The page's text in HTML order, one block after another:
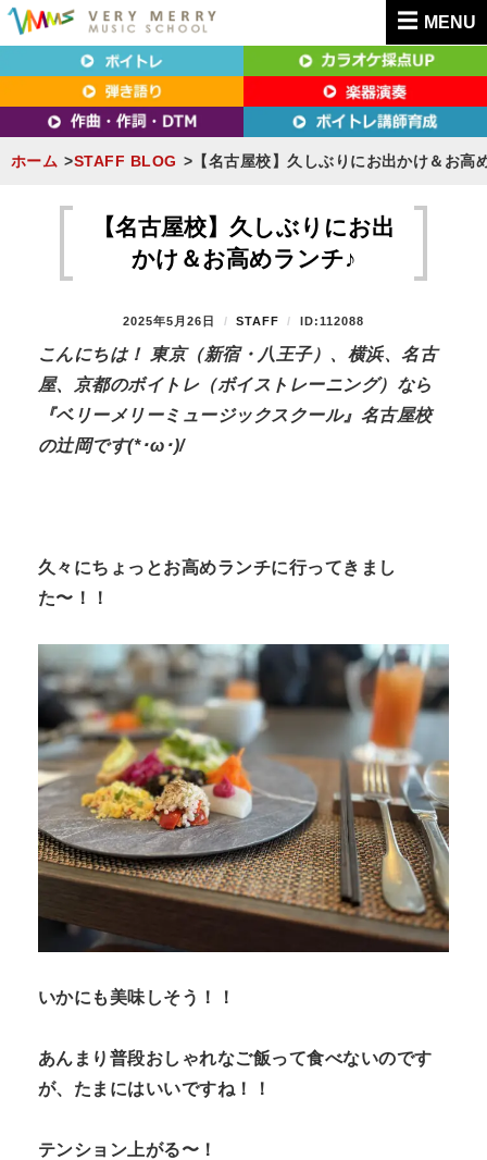
MENU
東京（新宿・八王子）・横浜・名古屋・京都で
「本気」になれるボイトレ教室｜VERY MERRY
MUSIC SCHOOL（ベリーメリー）
東京（新宿・八王子）・横浜・名古屋・京都で「本気」になれるボイトレ教室｜
VERY MERRY MUSIC SCHOOL（ベリーメリー）
ホーム STAFF BLOG 【名古屋校】久しぶりにお出かけ＆お高
【名古屋校】久しぶりにお出
かけ＆お高めランチ♪
P
S
T
O
2025年5月26日
B
STAFF ID:112088
こんにちは！ 東京（新宿・八王子）、横浜、名古
屋、京都のボイトレ（ボイストレーニング）なら
『ベリーメリーミュージックスクール』名古屋校
の辻岡です(*･ω･)/
久々にちょっとお高めランチに行ってきまし
た〜！！
いかにも美味しそう！！
あんまり普段おしゃれなご飯って食べないのです
が、たまにはいいですね！！
テンション上がる〜！